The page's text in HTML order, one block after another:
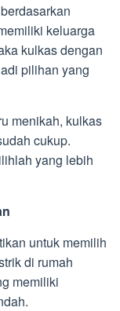
keluarga
kulkas dengan
pilihan yang
menikah, kulkas
cukup.
yang lebih
untuk memilih
di rumah
memiliki